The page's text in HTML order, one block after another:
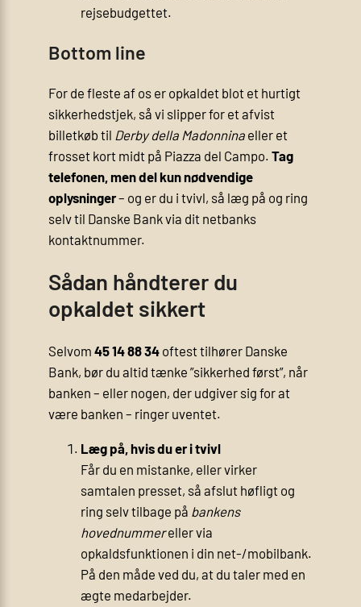
rejsebudgettet.
Bottom line
For de fleste af os er opkaldet blot et hurtigt
sikkerhedstjek, så vi slipper for et afvist
billetkøb til Derby della Madonninaeller et
frosset kort midt på Piazza del Campo. Tag
telefonen, men del kun nødvendige
oplysninger– og er du i tvivl, så læg på og ring
selv til Danske Bank via dit netbanks
kontaktnummer.
Sådan håndterer du
opkaldet sikkert
Selvom 45 14 88 34oftest tilhører Danske
Bank, bør du altid tænke ”sikkerhed først”, når
banken – eller nogen, der udgiver sig for at
være banken – ringer uventet.
Læg på, hvis du er i tvivl
Får du en mistanke, eller virker
samtalen presset, så afslut høfligt og
ring selv tilbage på bankens
hovednummereller via
opkaldsfunktionen i din net-/mobilbank.
På den måde ved du, at du taler med en
ægte medarbejder.